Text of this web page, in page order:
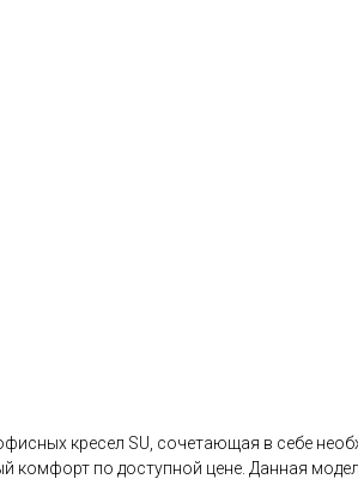
кресел SU, сочетающая в себе
по доступной цене. Данная